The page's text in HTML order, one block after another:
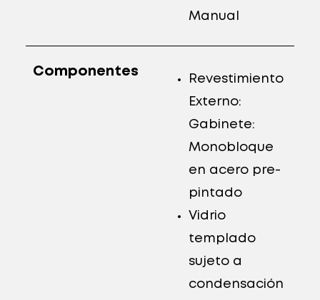
Manual
Componentes
Revestimiento
Externo:
Gabinete:
Monobloque
en acero pre-
pintado
Vidrio
templado
sujeto a
condensación